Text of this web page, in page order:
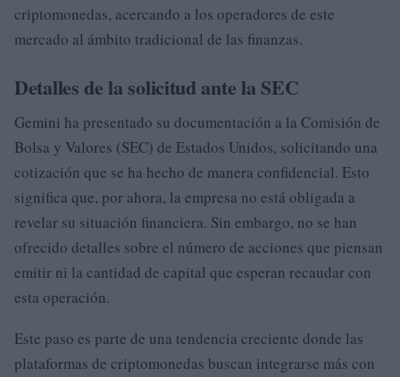
criptomonedas, acercando a los operadores de este
mercado al ámbito tradicional de las finanzas.
Detalles de la solicitud ante la SEC
Gemini ha presentado su documentación a la Comisión de
Bolsa y Valores (SEC) de Estados Unidos, solicitando una
cotización que se ha hecho de manera confidencial. Esto
significa que, por ahora, la empresa no está obligada a
revelar su situación financiera. Sin embargo, no se han
ofrecido detalles sobre el número de acciones que piensan
emitir ni la cantidad de capital que esperan recaudar con
esta operación.
Este paso es parte de una tendencia creciente donde las
plataformas de criptomonedas buscan integrarse más con